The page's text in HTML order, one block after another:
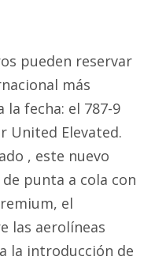
pueden reservar
más
la fecha: el 787-9
United Elevated.
, este nuevo
punta a cola con
el
las aerolíneas
la introducción de